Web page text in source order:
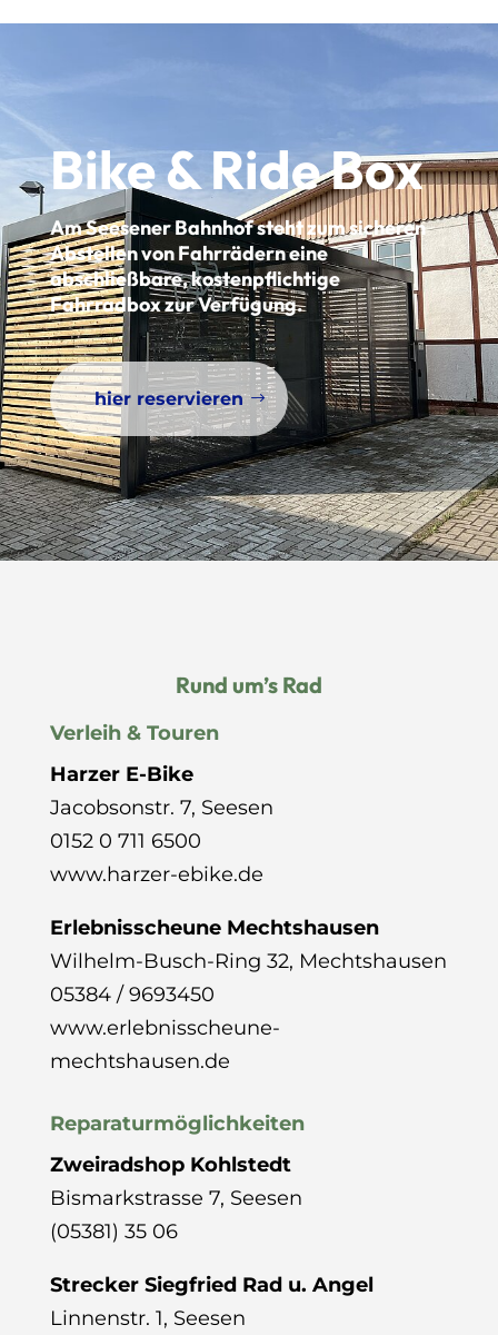
Bike & Ride Box
Am Seesener Bahnhof steht zum sicheren
Abstellen von Fahrrädern eine
abschließbare, kostenpflichtige
Fahrradbox zur Verfügung.
hier reservieren
Rund um’s Rad
Verleih & Touren
Harzer E-Bike
Jacobsonstr. 7, Seesen
0152 0 711 6500
www.harzer-ebike.de
Erlebnisscheune Mechtshausen
Wilhelm-Busch-Ring 32, Mechtshausen
05384 / 9693450
www.erlebnisscheune-
mechtshausen.de
Reparaturmöglichkeiten
Zweiradshop Kohlstedt
Bismarkstrasse 7, Seesen
(05381) 35 06
Strecker Siegfried Rad u. Angel
Linnenstr. 1, Seesen